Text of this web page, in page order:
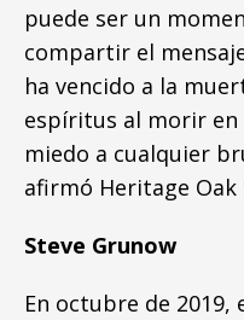
puede ser un
compartir el
ha vencido a la
espíritus al morir en
miedo a cualquier
afirmó Heritage Oak
Steve Grunow
En octubre de